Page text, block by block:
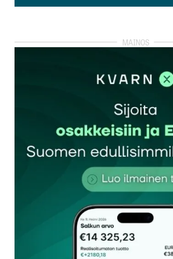
Lisää kommentti
rekisteröityä
Sähköpostiosoitettasi ei julkaista.
kentät on merkitty*
Kommentti*